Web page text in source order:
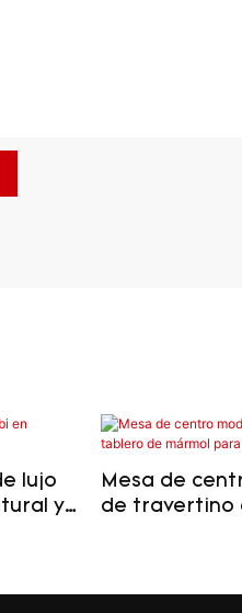
lujo
y
Mesa de
de travertino